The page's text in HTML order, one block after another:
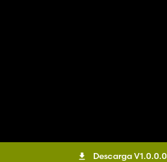
Descarga V1.0.0.0